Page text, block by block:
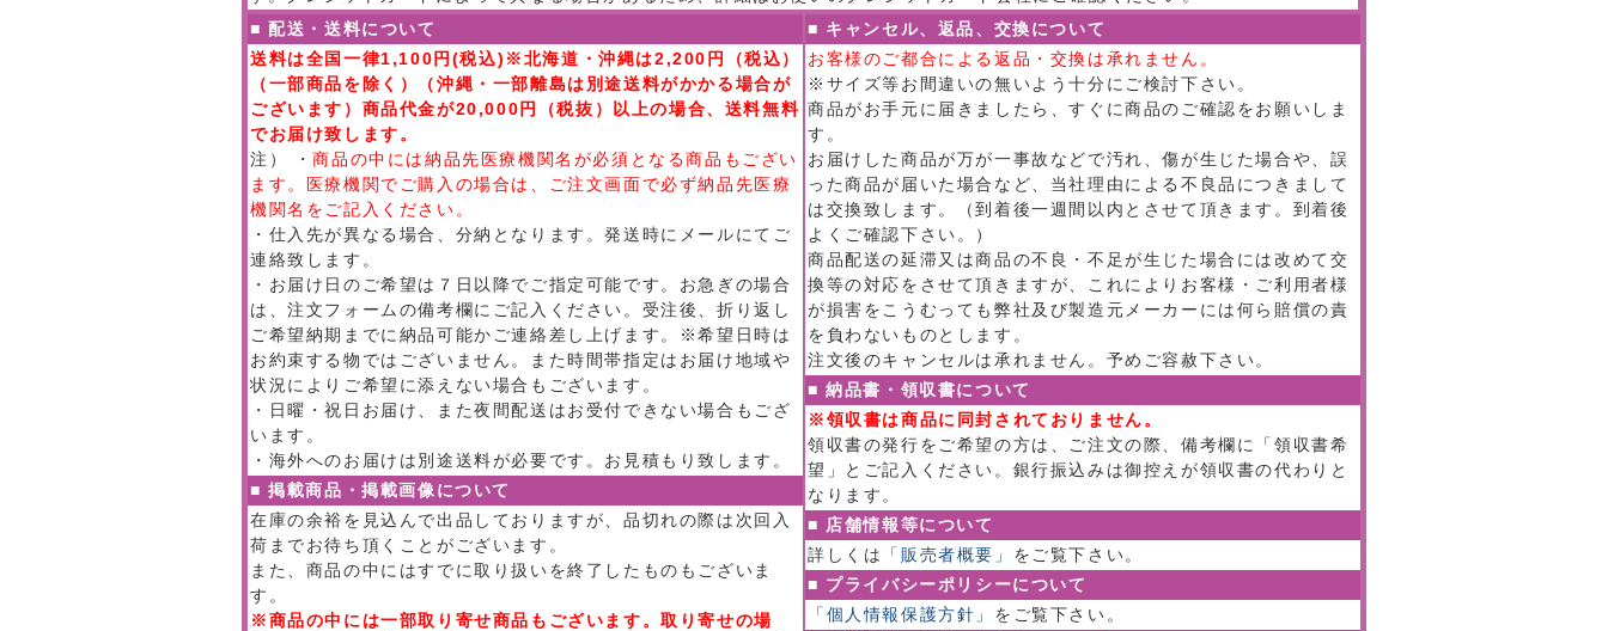
■ 配送・送料について
送料は全国一律1,100円(税込)※北海道・沖縄は2,200円（税込）
（一部商品を除く）（沖縄・一部離島は別途送料がかかる場合が
ございます）商品代金が20,000円（税抜）以上の場合、送料無料
でお届け致します。
注） ・商品の中には納品先医療機関名が必須となる商品もござい
ます。医療機関でご購入の場合は、ご注文画面で必ず納品先医療
機関名をご記入ください。
・仕入先が異なる場合、分納となります。発送時にメールにてご
連絡致します。
・お届け日のご希望は７日以降でご指定可能です。お急ぎの場合
は、注文フォームの備考欄にご記入ください。受注後、折り返し
ご希望納期までに納品可能かご連絡差し上げます。※希望日時は
お約束する物ではございません。また時間帯指定はお届け地域や
状況によりご希望に添えない場合もございます。
・日曜・祝日お届け、また夜間配送はお受付できない場合もござ
います。
・海外へのお届けは別途送料が必要です。お見積もり致します。
■ 掲載商品・掲載画像について
在庫の余裕を見込んで出品しておりますが、品切れの際は次回入
荷までお待ち頂くことがございます。
また、商品の中にはすでに取り扱いを終了したものもございま
す。
※商品の中には一部取り寄せ商品もございます。取り寄せの場
■ キャンセル、返品、交換について
お客様のご都合による返品・交換は承れません。
※サイズ等お間違いの無いよう十分にご検討下さい。
商品がお手元に届きましたら、すぐに商品のご確認をお願いしま
す。
お届けした商品が万が一事故などで汚れ、傷が生じた場合や、誤
った商品が届いた場合など、当社理由による不良品につきまして
は交換致します。（到着後一週間以内とさせて頂きます。到着後
よくご確認下さい。）
商品配送の延滞又は商品の不良・不足が生じた場合には改めて交
換等の対応をさせて頂きますが、これによりお客様・ご利用者様
が損害をこうむっても弊社及び製造元メーカーには何ら賠償の責
を負わないものとします。
注文後のキャンセルは承れません。予めご容赦下さい。
■ 納品書・領収書について
※領収書は商品に同封されておりません。
領収書の発行をご希望の方は、ご注文の際、備考欄に「領収書希
望」とご記入ください。銀行振込みは御控えが領収書の代わりと
なります。
■ 店舗情報等について
詳しくは
「販売者概要」 をご覧下さい。
■ プライバシーポリシーについて
「個人情報保護方針」 をご覧下さい。